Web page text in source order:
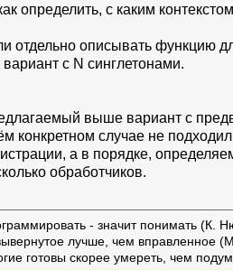
определить, с каким
отдельно описывать функцию
вариант с N синглетонами.
выше вариант с
конкретном случае не
а в порядке,
обработчиков.
- значит понимать (К.
лучше, чем вправленное
готовы скорее умереть, чем